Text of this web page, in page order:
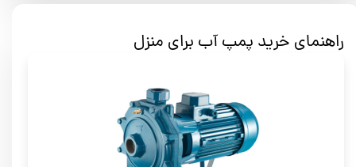
راهنمای خرید پمپ آب برای منزل